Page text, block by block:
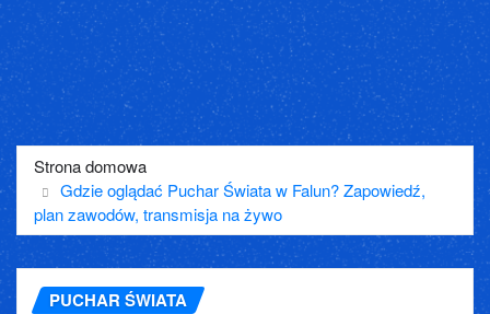
Strona domowa
Gdzie oglądać Puchar Świata w Falun? Zapowiedź,
plan zawodów, transmisja na żywo
PUCHAR ŚWIATA